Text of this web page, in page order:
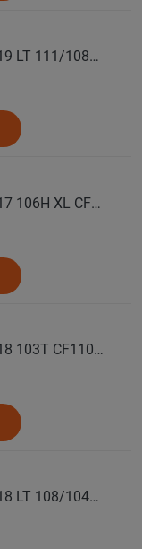
COMFORSER Автошина 235/55 R19 LT 111/108S CF1100 RWL лето
COMFORSER Автошина 235/60 R17 106H XL CF1100 RWL лето
COMFORSER Автошина 235/60 R18 103T CF1100 RWL лето
COMFORSER Автошина 235/60 R18 LT 108/104S CF1100 8PR RWL лето